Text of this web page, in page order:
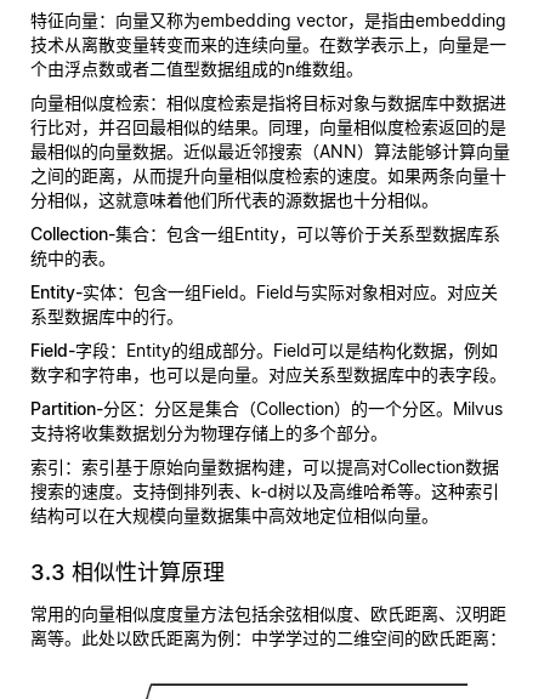
特征向量：向量又称为embedding vector，是指由embedding
技术从离散变量转变而来的连续向量。在数学表示上，向量是一
个由浮点数或者二值型数据组成的n维数组。
向量相似度检索：相似度检索是指将目标对象与数据库中数据进
行比对，并召回最相似的结果。同理，向量相似度检索返回的是
最相似的向量数据。近似最近邻搜索（ANN）算法能够计算向量
之间的距离，从而提升向量相似度检索的速度。如果两条向量十
分相似，这就意味着他们所代表的源数据也十分相似。
Collection-集合：包含一组Entity，可以等价于关系型数据库系
统中的表。
Entity-实体：包含一组Field。Field与实际对象相对应。对应关
系型数据库中的行。
Field-字段：Entity的组成部分。Field可以是结构化数据，例如
数字和字符串，也可以是向量。对应关系型数据库中的表字段。
Partition-分区：分区是集合（Collection）的一个分区。Milvus
支持将收集数据划分为物理存储上的多个部分。
索引 ：索引基于原始向量数据构建，可以提高对Collection数据
搜索的速度。支持倒排列表、k-d树以及高维哈希等。这种索引
结构可以在大规模向量数据集中高效地定位相似向量。
3.3 相似性计算原理
常用的向量相似度度量方法包括余弦相似度、欧氏距离、汉明距
离等。此处以欧氏距离为例：中学学过的二维空间的欧氏距离：